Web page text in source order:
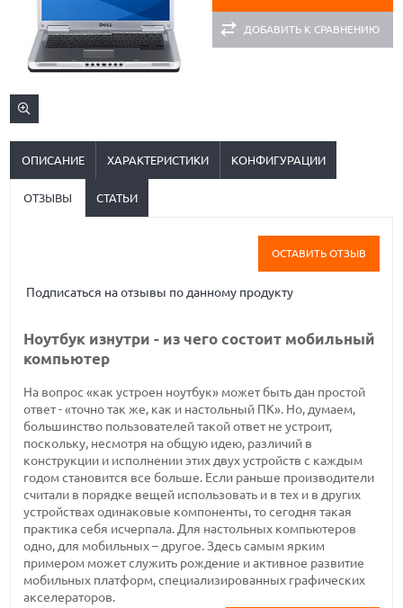
ДОБАВИТЬ К СРАВНЕНИЮ
ОПИСАНИЕ ХАРАКТЕРИСТИКИ КОНФИГУРАЦИИ
ОТЗЫВЫ СТАТЬИ
ОСТАВИТЬ ОТЗЫВ
Подписаться на отзывы по данному продукту
Ноутбук изнутри - из чего состоит мобильный
компьютер
На вопрос «как устроен ноутбук» может быть дан простой
ответ - «точно так же, как и настольный ПК». Но, думаем,
большинство пользователей такой ответ не устроит,
поскольку, несмотря на общую идею, различий в
конструкции и исполнении этих двух устройств с каждым
годом становится все больше. Если раньше производители
считали в порядке вещей использовать и в тех и в других
устройствах одинаковые компоненты, то сегодня такая
практика себя исчерпала. Для настольных компьютеров
одно, для мобильных – другое. Здесь самым ярким
примером может служить рождение и активное развитие
мобильных платформ, специализированных графических
акселераторов.